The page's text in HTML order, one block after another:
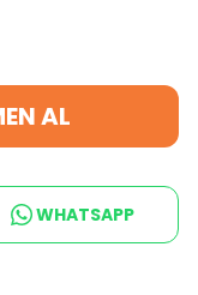
AL
WHATSAPP